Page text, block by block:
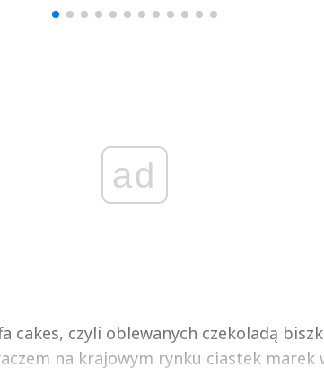
ad
cakes, czyli oblewanych czekoladą
na krajowym rynku ciastek marek